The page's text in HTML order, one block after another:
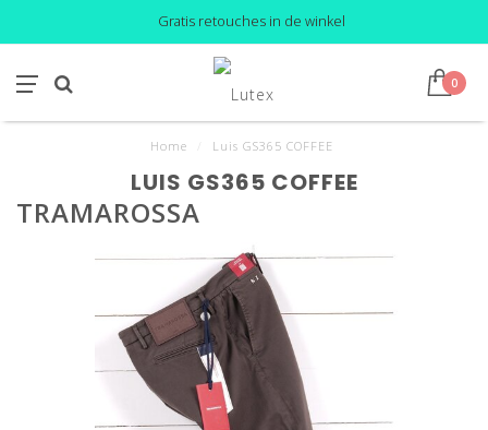
Gratis retouches in de winkel
0
Home Luis GS365 COFFEE
LUIS GS365 COFFEE
TRAMAROSSA